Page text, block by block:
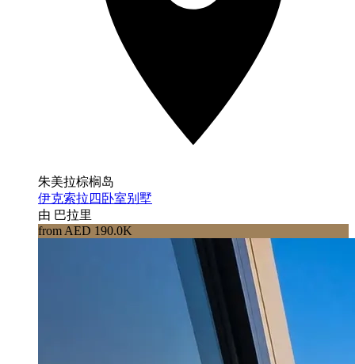
朱美拉棕榈岛
伊克索拉四卧室别墅
由 巴拉里
from AED 190.0K